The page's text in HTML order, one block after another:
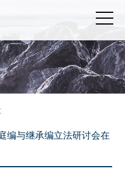
编与继承编立法研讨会在